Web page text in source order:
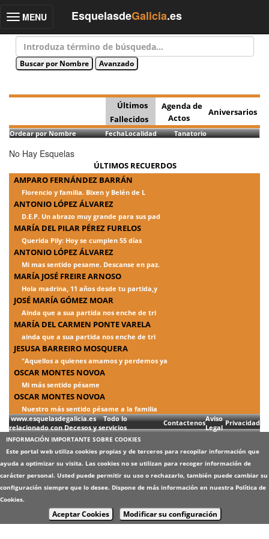
Toggle
MENU EsquelasdeGalicia.es
Últimos
Fallecidos
Agenda de
Actos
Aniversarios
Ordear por Nombre FechaLocalidad Tanatorio
No Hay Esquelas
ÚLTIMOS RECUERDOS
AMPARO FERNÁNDEZ BARRÁN
Florencio y familia. Bixen y Belén de L
ANTONIO LÓPEZ ÁLVAREZ
D.E.P. Un abrazo muy grande para sus pad
MARÍA DEL PILAR PÉREZ FURELOS
Querida Pily: Hoy se cumplen 55 días
ANTONIO LÓPEZ ÁLVAREZ
Mi mas sentido pesame. Descanse en paz.
MARÍA JOSÉ FREIRE ARNOSO
Hola madrina, 11 años desde tu partida,y
JOSÉ MARÍA GÓMEZ MOAR
Ainda que a sua partida nos enche de tri
MARÍA DEL CARMEN PONTE VARELA
ainda que a sua partida nos enche de tri
JESUSA BARREIRO MOSQUERA
"Aquellos a quienes amamos y perdemos ya
OSCAR MONTES NOVOA
Mi más sentido pésame
OSCAR MONTES NOVOA
Nuestro más sentido pésame a la familia
www.esquelasdegalicia.es Todo lo
relacionado con Decesos y servicios
ContactenosAviso
Legal
Privacidad
INFORMACIÓN IMPORTANTE SOBRE COOKIES
Este portal web utiliza cookies propias y de terceros para recopilar información que
ayuda a optimizar su visita. Las cookies no se utilizan para recoger información de
carácter personal. Usted puede permitir su uso o rechazarlo, también puede cambiar su
configuración siempre que lo desee. Dispone de más información en nuestra Política de
Cookies.